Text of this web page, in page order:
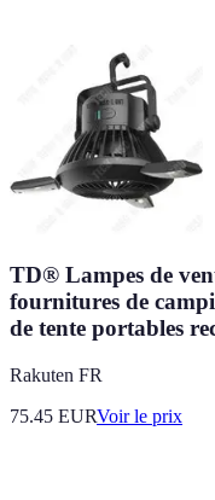
TD® Lampes de
fournitures de
de tente portables
Rakuten FR
75.45 EURVoir le prix